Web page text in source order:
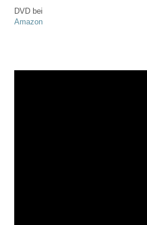
DVD bei
Amazon